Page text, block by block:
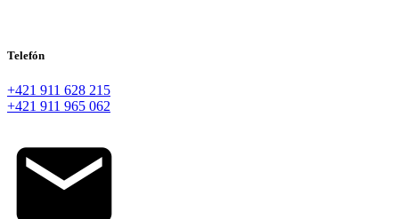
Telefón
+421 911 628 215
+421 911 965 062